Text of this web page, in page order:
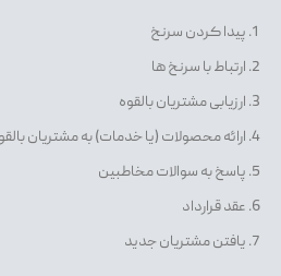
پیدا کردن سرنخ
ارتباط با سرنخ ها
ارزیابی مشتریان بالقوه
ارائه محصولات (یا خدمات) به مشتریان
پاسخ به سوالات مخاطبین
عقد قرارداد
یافتن مشتریان جدید